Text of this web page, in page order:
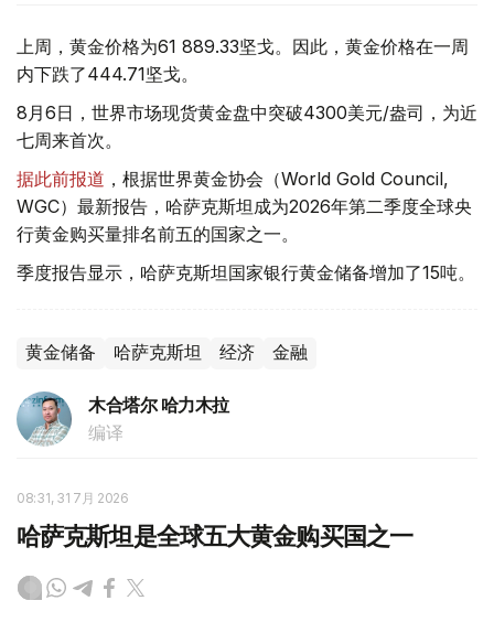
上周，黄金价格为61 889.33坚戈。因此，黄金价格在一周
内下跌了444.71坚戈。
8月6日，世界市场现货黄金盘中突破4300美元/盎司，为近
七周来首次。
据此前报道 ，根据世界黄金协会（World Gold Council,
WGC）最新报告，哈萨克斯坦成为2026年第二季度全球央
行黄金购买量排名前五的国家之一。
季度报告显示，哈萨克斯坦国家银行黄金储备增加了15吨。
黄金储备 哈萨克斯坦 经济 金融
木合塔尔 哈力木拉
编译
08:31, 31 7月 2026
哈萨克斯坦是全球五大黄金购买国之一